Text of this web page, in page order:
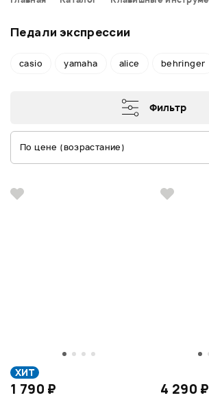
Педали экспрессии
casio yamaha alice behringer
Фильтр
По цене (возрастание)
ХИТ
1 790 ₽ 4 290 ₽